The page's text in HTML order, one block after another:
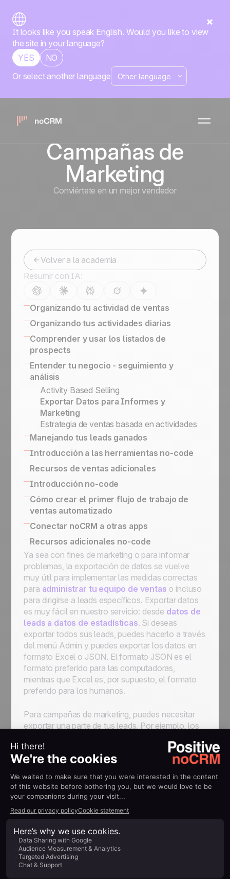
It looks like you speak English. Would you like to view
the site in your language?
YES
NO
Or select another language
Exportar Datos
para hacer
Campañas de
Marketing
Conviértete en un mejor vendedor
Volver a la academia
Resumir con IA:
Organizando tu actividad de ventas
¿Cómo organizar listas de prospectos, de
Software de gestión de leads guía
Right Sales Process
La Importancia de Categorizar tus Leads
Definir Información Clave
Estatus vs. Etapa de Venta
Listados de Prospects, Leads, Clientes
Prospects vs. Leads
Nuestra Filosofía
Academia noCRM
Organizando tus actividades diarias
16 CRM Features
¿Cómo contactar y calificar leads en
LinkedIn de manera efectiva?
Hacer el Seguimiento y Cco de los Emails
Comprender y usar los listados de
prospects
Cómo crear un script de ventas para
llamadas en frío
Escanear tarjetas de visita
Outbound Engine
Califica un Prospect y Transfórmalo en
Lead
Cómo organizar tus llamadas de
prospección en frío
Entender tu negocio - seguimiento y
análisis
Activity Based Selling
Exportar Datos para Informes y
Marketing
Estrategia de ventas basada en actividades
Manejando tus leads ganados
Cómo gestionar los upsells y renovaciones
Vs. los procesos de post-venta
Hacer Seguimiento de tus Clientes
Existentes
Introducción a las herramientas no-code
Herramientas integradas no-code para
conectar su sistema IT
API simplificada para la implementación de
casos de uso comercial
Gatillos y acciones no-code
Recursos de ventas adicionales
SPIN Selling
El directorio de expertos en ventas
Introducción no-code
Aplicaciones no-code
Cómo crear el primer flujo de trabajo de
ventas automatizado
Usar El Butler para Automatizaciones en
Conecte noCRM a Zapier y Make
(anteriormente Integromat)
Cómo construir una herramienta de
automatización de correo electrónico
usando Zapier
Asigne un lead, envíe un correo electrónico,
muévalo al siguiente paso, luego
programelo en Standby para seguimientos
Asigne un lead entrante que cumpla una
condición a un vendedor
Asigne un lead entrante a un comercial de
su elección
Cómo empezar con la automatización:
automatice los flujos de trabajo para
Conectar noCRM a otras apps
Como conectar noCRM a tu Sistema de
Información interno
Conectar noCRM a otras Aplicaciones
Recursos adicionales no-code
Ya sea con fines de marketing o para informar
problemas, la exportación de datos se vuelve
muy útil para implementar las medidas correctas
para administrar tu equipo de ventas o incluso
para dirigirse a leads específicos. Exportar datos
es muy fácil en nuestro servicio: desde datos de
leads a datos de estadísticas. Si deseas
exportar todos sus leads, puedes hacerlo a través
del menú Admin y puedes exportar los datos en
formato Excel o JSON. El formato JSON es el
formato preferido para las computadoras,
mientras que Excel es, por supuesto, el formato
preferido para los humanos.
Para campañas de marketing, puedes necesitar
exportar una parte de tus leads. Por ejemplo, los
“Seminario” para enviar un email a todos los
interesados en que les organices un seminario.
elegir esa etiqueta y luego darle simplemente al
botón “exportar” al principio de la página.
Para que la exportación de los datos esté
completa y con todos los datos bien definidos en
columnas separadas,
en tu sección Admin.